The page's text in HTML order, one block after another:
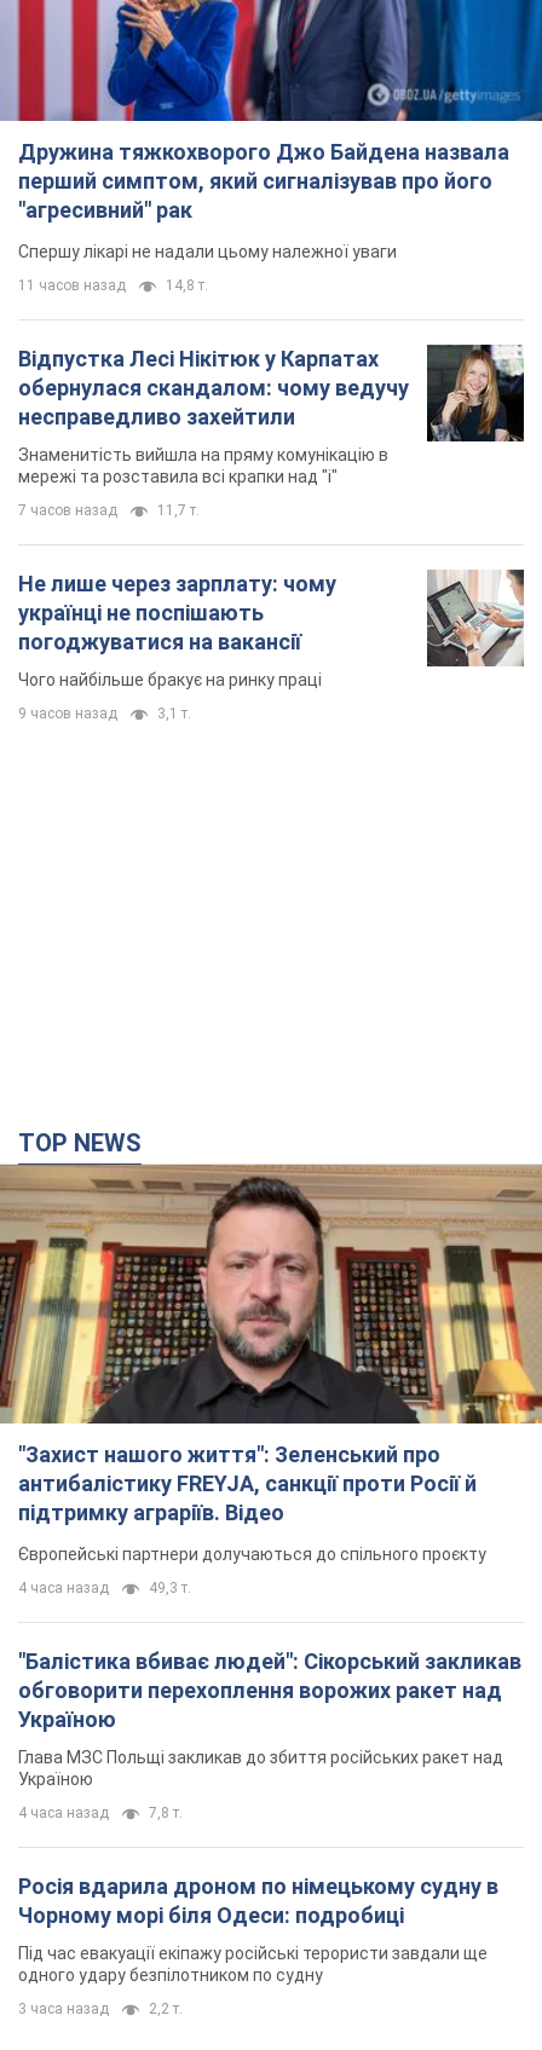
Спершу лікарі не надали цьому належної уваги
11 часов назад 14,8 т.
Відпустка Лесі Нікітюк у Карпатах
обернулася скандалом: чому ведучу
несправедливо захейтили
Знаменитість вийшла на пряму комунікацію в
українці не поспішають
погоджуватися на вакансії
9 часов назад 3,1 т.
"Захист нашого життя": Зеленський про
антибалістику FREYJA, санкції проти Росії й
підтримку аграріїв. Відео
Європейські партнери долучаються до спільного проєкту
4 часа назад 49,3 т.
"Балістика вбиває людей": Сікорський закликав
обговорити перехоплення ворожих ракет над
Україною
Глава МЗС Польщі закликав до збиття російських ракет над
Росія вдарила дроном по німецькому судну в
Чорному морі біля Одеси: подробиці
Під час евакуації екіпажу російські терористи завдали ще
одного удару безпілотником по судну
3 часа назад 2,2 т.